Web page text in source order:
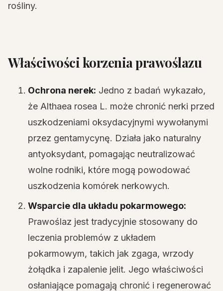
rośliny.
Właściwości korzenia prawoślazu
Ochrona nerek: Jedno z badań wykazało,
że Althaea rosea L. może chronić nerki przed
uszkodzeniami oksydacyjnymi wywołanymi
przez gentamycynę. Działa jako naturalny
antyoksydant, pomagając neutralizować
wolne rodniki, które mogą powodować
uszkodzenia komórek nerkowych.
Wsparcie dla układu pokarmowego:
Prawoślaz jest tradycyjnie stosowany do
leczenia problemów z układem
pokarmowym, takich jak zgaga, wrzody
żołądka i zapalenie jelit. Jego właściwości
osłaniające pomagają chronić i regenerować